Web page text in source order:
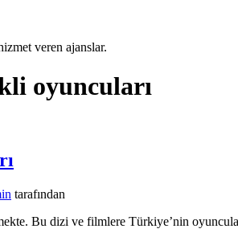
veren ajanslar.
oyuncuları
tarafından
Bu dizi ve filmlere Türkiye’nin